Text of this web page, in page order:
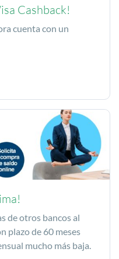
Cashback!
cuenta con un
de otros bancos al
plazo de 60 meses
mucho más baja.